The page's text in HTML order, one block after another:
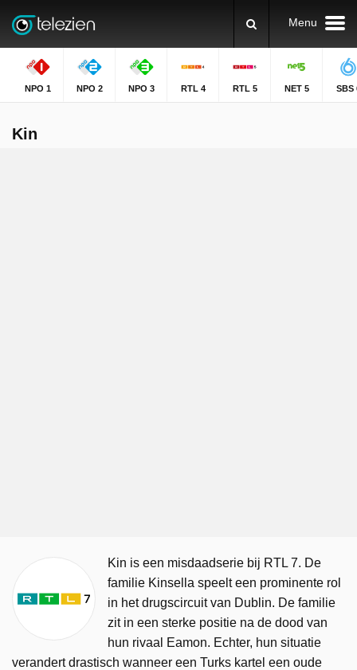
Menu
NPO 1 NPO 2 NPO 3 RTL 4 RTL 5 NET 5 SBS
Kin
Kin is een misdaadserie bij RTL 7. De
familie Kinsella speelt een prominente rol
in het drugscircuit van Dublin. De familie
zit in een sterke positie na de dood van
hun rivaal Eamon. Echter, hun situatie
verandert drastisch wanneer een Turks kartel een oude